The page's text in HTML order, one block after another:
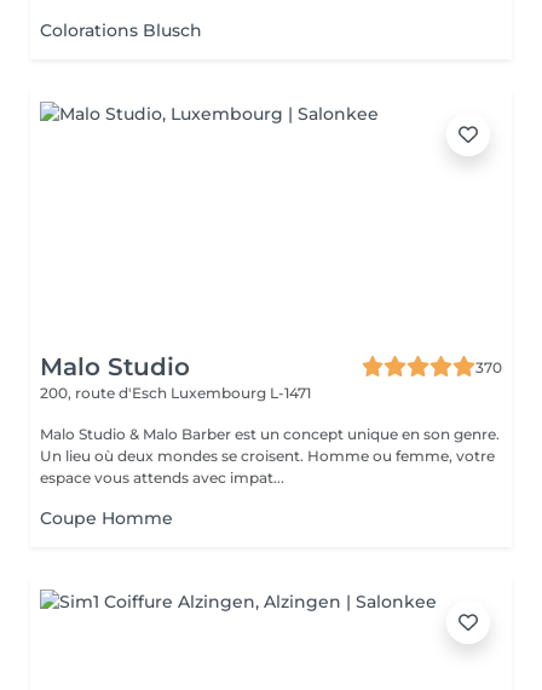
Colorations Blusch
Malo Studio
370
200, route d'Esch Luxembourg L-1471
Malo Studio & Malo Barber est un concept unique en son genre.
Un lieu où deux mondes se croisent. Homme ou femme, votre
espace vous attends avec impat...
Coupe Homme